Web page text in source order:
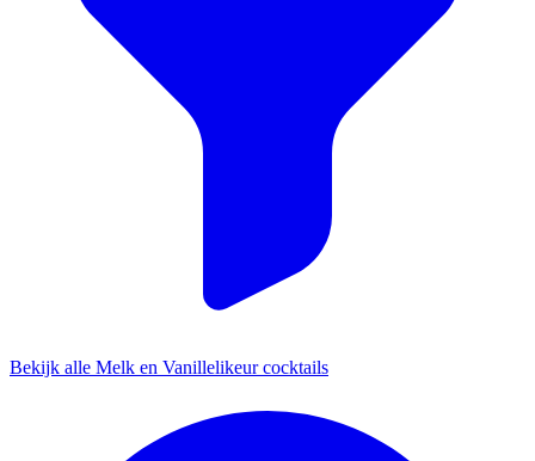
Bekijk alle Melk en Vanillelikeur cocktails